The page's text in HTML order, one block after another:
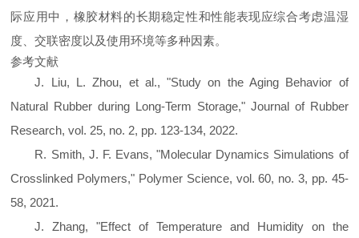
际应用中，橡胶材料的长期稳定性和性能表现应综合考虑温湿
度、交联密度以及使用环境等多种因素。
参考文献
J. Liu, L. Zhou, et al., "Study on the Aging Behavior of
Natural Rubber during Long-Term Storage," Journal of Rubber
Research, vol. 25, no. 2, pp. 123-134, 2022.
R. Smith, J. F. Evans, "Molecular Dynamics Simulations of
Crosslinked Polymers," Polymer Science, vol. 60, no. 3, pp. 45-
58, 2021.
J. Zhang, "Effect of Temperature and Humidity on the